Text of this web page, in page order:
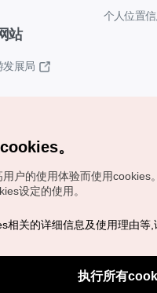
个人位置
站
发展局
韩国旅游发展局版权所有
官方邮箱
。
户的使用体验而使用cookies。
设定的使用。
相关的详细信息及使用理由等,
执行所有